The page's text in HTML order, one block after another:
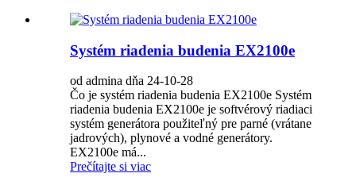
Systém riadenia budenia EX2100e
od admina dňa 24-10-28
Čo je systém riadenia budenia EX2100e Systém
riadenia budenia EX2100e je softvérový riadiaci
systém generátora použiteľný pre parné (vrátane
jadrových), plynové a vodné generátory.
EX2100e má...
Prečítajte si viac